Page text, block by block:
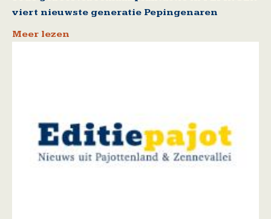
viert nieuwste generatie Pepingenaren
Meer lezen